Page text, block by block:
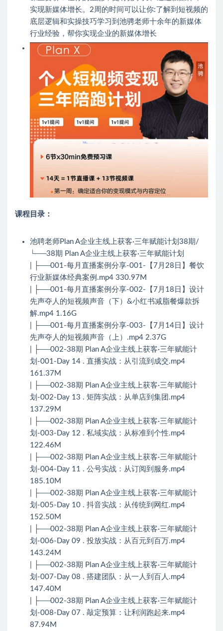
实现新媒体增长。2周的时间可以让你:了解到短视频的
底层逻辑和实操技巧学习到池骋老师十余年的新媒体
行业经验，帮你实现企业的新媒体增长
课程目录：
池聘老师Plan A企业主线上获客·三年赋能计划38期/
└──38期 Plan A企业主线上获客·三年赋能计划
| ├──001-每月直播案例分享-001-【7月28日】餐饮
行业新媒体经典案例.mp4 330.97M
| ├──001-每月直播案例分享-002-【7月18日】设计
先声夺人的短视频声音（下）&小红书减脂餐爆款拆
解.mp4 1.16G
| ├──001-每月直播案例分享-003-【7月14日】设计
先声夺人的短视频声音（上）.mp4 2.37G
| ├──002-38期 Plan A企业主线上获客·三年赋能计
划-001-Day 14 . 直播实战：从引流到成交.mp4
161.37M
| ├──002-38期 Plan A企业主线上获客·三年赋能计
划-002-Day 13 . 矩阵实战：从单店到集团.mp4
137.29M
| ├──002-38期 Plan A企业主线上获客·三年赋能计
划-003-Day 12 . 私域实战：从标准到个性.mp4
122.46M
| ├──002-38期 Plan A企业主线上获客·三年赋能计
划-004-Day 11 . 公号实战：从订阅到服务.mp4
185.10M
| ├──002-38期 Plan A企业主线上获客·三年赋能计
划-005-Day 10 . 抖音实战：从传统到网红.mp4
152.50M
| ├──002-38期 Plan A企业主线上获客·三年赋能计
划-006-Day 09 . 投放实战：从百元到百万.mp4
143.24M
| ├──002-38期 Plan A企业主线上获客·三年赋能计
划-007-Day 08 . 搭建团队：从一人到百人.mp4
147.40M
| ├──002-38期 Plan A企业主线上获客·三年赋能计
划-008-Day 07 . 敲定预算：让利润跑起来.mp4
87.94M